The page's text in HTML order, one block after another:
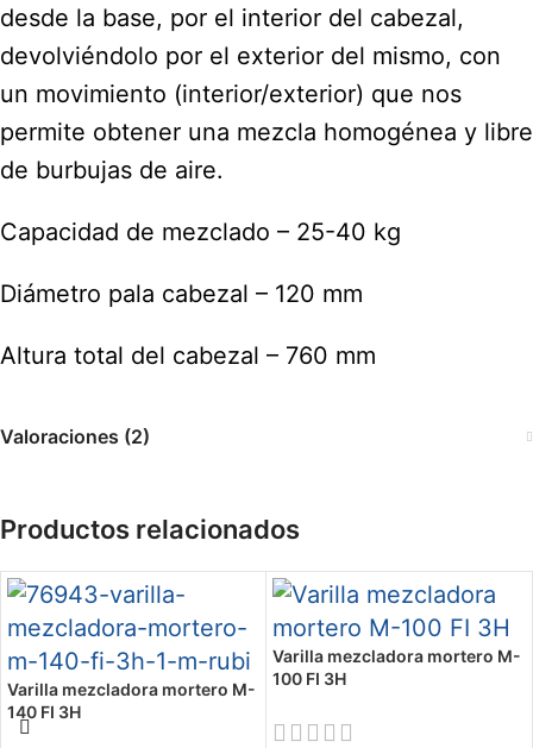
desde la base, por el interior del cabezal,
devolviéndolo por el exterior del mismo, con
un movimiento (interior/exterior) que nos
permite obtener una mezcla homogénea y libre
de burbujas de aire.
Capacidad de mezclado – 25-40 kg
Diámetro pala cabezal – 120 mm
Altura total del cabezal – 760 mm
Valoraciones (2)
Productos relacionados
Varilla mezcladora mortero M-
140 FI 3H
Varilla mezcladora mortero M-
100 FI 3H